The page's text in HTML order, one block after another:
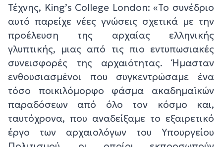
Τέχνης, King’s College London: «Το συνέδριο
αυτό παρείχε νέες γνώσεις σχετικά με την
προέλευση της αρχαίας ελληνικής
γλυπτικής, μιας από τις πιο εντυπωσιακές
συνεισφορές της αρχαιότητας. Ήμασταν
ενθουσιασμένοι που συγκεντρώσαμε ένα
τόσο ποικιλόμορφο φάσμα ακαδημαϊκών
παραδόσεων από όλο τον κόσμο και,
ταυτόχρονα, που αναδείξαμε το εξαιρετικό
έργο των αρχαιολόγων του Υπουργείου